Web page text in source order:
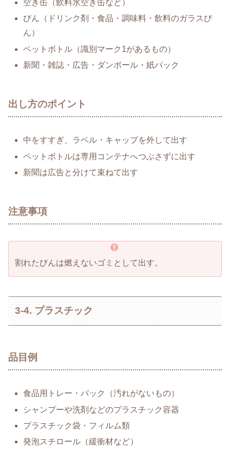
空き缶（飲料水空き缶など）
びん（ドリンク剤・食品・調味料・飲料のガラスび
ん）
ペットボトル（識別マーク1があるもの）
新聞・雑誌・広告・ダンボール・紙パック
出し方のポイント
中をすすぎ、ラベル・キャップを外して出す
ペットボトルは専用コンテナへつぶさずに出す
新聞は広告と分けて束ねて出す
注意事項
割れたびんは燃えないゴミとして出す。
3-4. プラスチック
品目例
食品用トレー・パック（汚れがないもの）
シャンプーや洗剤などのプラスチック容器
プラスチック袋・フィルム類
発泡スチロール（緩衝材など）